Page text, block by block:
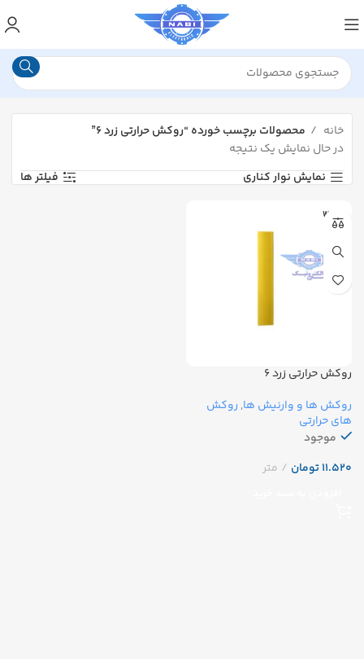
خانه
محصولات برچسب خورده “روکش حرارتی زرد ۶”
در حال نمایش یک نتیجه
نمایش نوار کناری
فیلتر ها
WOER
روکش حرارتی زرد ۶
روکش ها و وارنیش ها, روکش
های حرارتی
موجود
تومان